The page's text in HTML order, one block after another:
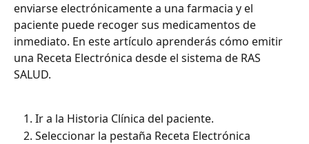
enviarse electrónicamente a una farmacia y el
paciente puede recoger sus medicamentos de
inmediato. En este artículo aprenderás cómo emitir
una Receta Electrónica desde el sistema de RAS
SALUD.
Ir a la Historia Clínica del paciente.
Seleccionar la pestaña Receta Electrónica